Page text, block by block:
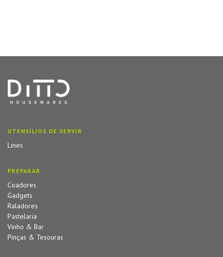
UTENSÍLIOS DE SERVIR
Lines
PREPARAR
Coadores
Gadgets
Raladores
Pastelaria
Vinho & Bar
Pinças & Tesouras